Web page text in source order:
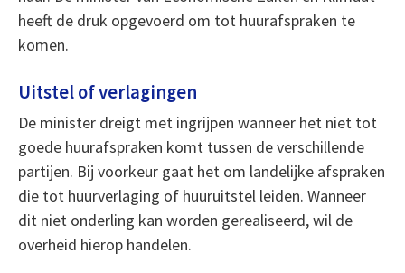
heeft de druk opgevoerd om tot huurafspraken te
komen.
Uitstel of verlagingen
De minister dreigt met ingrijpen wanneer het niet tot
goede huurafspraken komt tussen de verschillende
partijen. Bij voorkeur gaat het om landelijke afspraken
die tot huurverlaging of huuruitstel leiden. Wanneer
dit niet onderling kan worden gerealiseerd, wil de
overheid hierop handelen.